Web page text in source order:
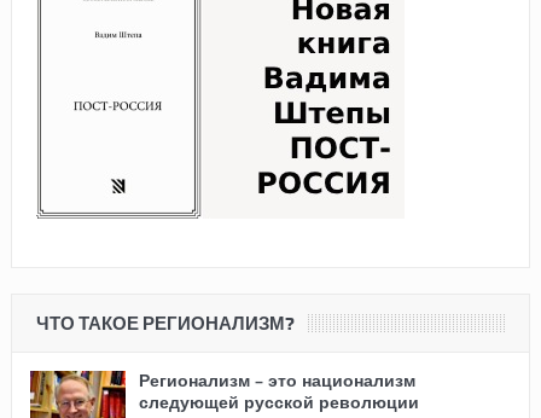
ЧТО ТАКОЕ РЕГИОНАЛИЗМ?
Регионализм – это национализм
следующей русской революции